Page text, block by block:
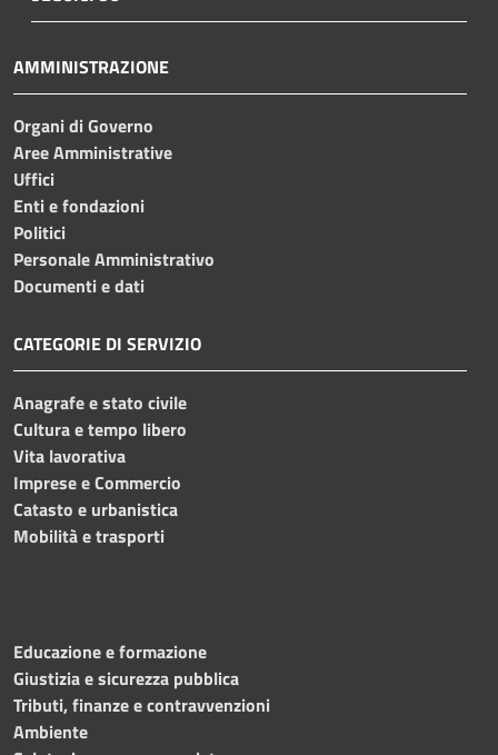
AMMINISTRAZIONE
Organi di Governo
Aree Amministrative
Uffici
Enti e fondazioni
Politici
Personale Amministrativo
Documenti e dati
CATEGORIE DI SERVIZIO
Anagrafe e stato civile
Cultura e tempo libero
Vita lavorativa
Imprese e Commercio
Catasto e urbanistica
Mobilità e trasporti
Educazione e formazione
Giustizia e sicurezza pubblica
Tributi, finanze e contravvenzioni
Ambiente